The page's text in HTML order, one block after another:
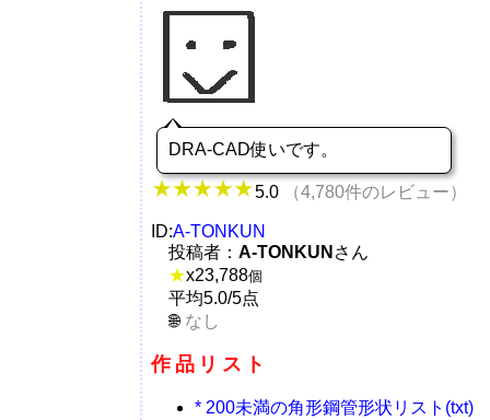
DRA-CAD使いです。
5.0 （4,780件のレビュー）
ID:A-TONKUN
投稿者： A-TONKUN さん
★x23,788個
平均5.0/5点
なし
作品リスト
* 200未満の角形鋼管形状リスト(txt)